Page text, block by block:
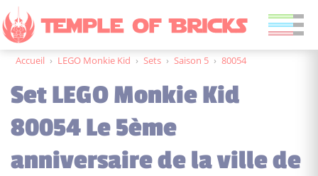
Accueil › LEGO Monkie Kid › Sets › Saison 5 › 80054
Set LEGO Monkie Kid
80054 Le 5ème
anniversaire de la ville de